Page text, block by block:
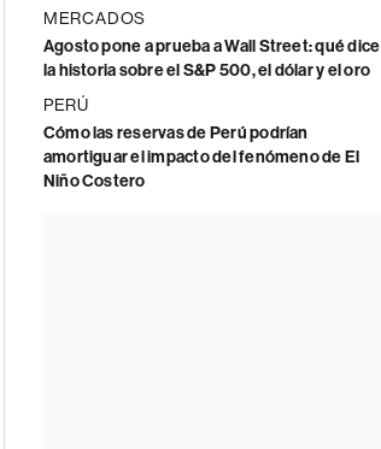
MERCADOS
Agosto pone a prueba a Wall Street: qué dice
la historia sobre el S&P 500, el dólar y el oro
PERÚ
Cómo las reservas de Perú podrían
amortiguar el impacto del fenómeno de El
Niño Costero